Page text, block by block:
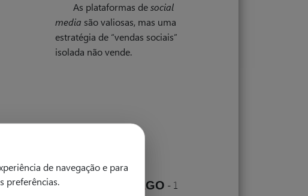
de navegação e para
preferências.
As plataformas desocial
media são valiosas, mas uma
estratégia de “vendas sociais”
isolada não vende.
janeiro 2026 &GO - 1